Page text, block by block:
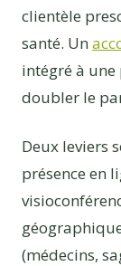
clientèle
santé. Un
intégré à
doubler le
Deux leviers
présence en
(médecins,